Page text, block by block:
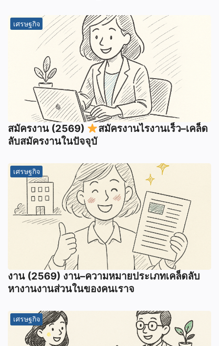
เศรษฐกิจ
สมัครงาน (2569)
สมัครงานไรงานเร็ว–เคล็ด
ลับสมัครงานในปัจจุบั
เศรษฐกิจ
งาน (2569) งาน–ความหมายประเภทเคล็ดลับ
หางานงานส่วนในของคนเราจ
เศรษฐกิจ